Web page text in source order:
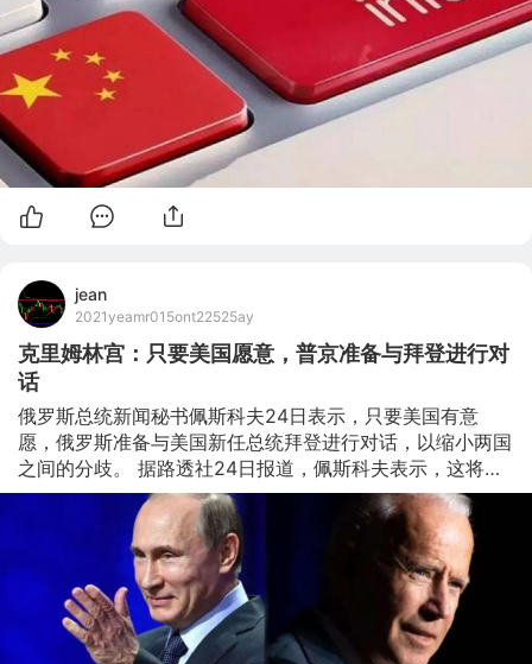
理总书记相关论述，与您一起学习。（原题为《联播+丨让
网络强国之路越走越宽 牢记总书记这些指引》）
jean
2021yeamr015ont22525ay
克里姆林宫：只要美国愿意，普京准备与拜登进行对
话
俄罗斯总统新闻秘书佩斯科夫24日表示，只要美国有意
愿，俄罗斯准备与美国新任总统拜登进行对话，以缩小两国
之间的分歧。 据路透社24日报道，佩斯科夫表示，这将是
一场阐明俄美双边分歧的谈话，旨在找到一些理性的核心，
并基于此增进俄美之间的关系。佩斯科夫还指出，如果美国
现政府计划与美国对话，俄罗斯总统普京也毫无疑问会作出
同样的回应。 而在当地时间1月23日晚，俄罗斯外交部发言
人扎哈罗娃表示俄外交部已紧急召见美国驻俄罗斯外交官，
俄方要求美方外交人员就美国大使馆公布1月23日俄各大城
市示威活动时间地点的行为作出解释。同日，俄外交部在其